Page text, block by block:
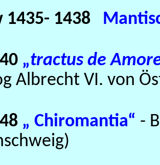
1435- 1438
„tractus de
Albrecht VI. von
„ Chiromantia“ -